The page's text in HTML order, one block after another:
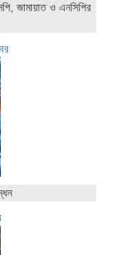
জামায়াত ও এনসিপির